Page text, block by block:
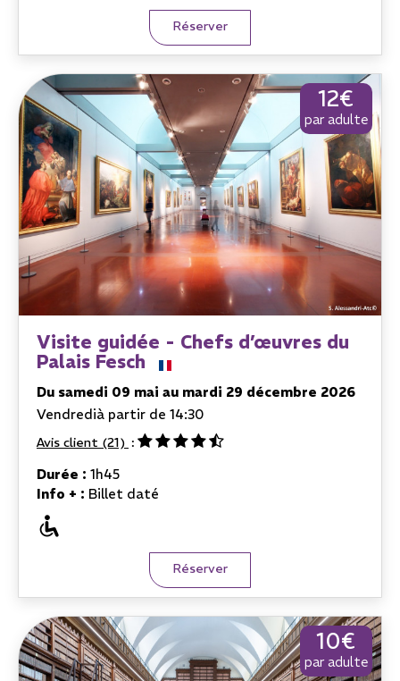
Réserver
Visite guidée - Chefs d’œuvres du
Palais Fesch
Du samedi 09 mai au mardi 29 décembre 2026
Vendredià partir de 14:30
Avis client (21)
12€
par adulte
Durée : 1h45
Info + : Billet daté
Réserver
10€
par adulte